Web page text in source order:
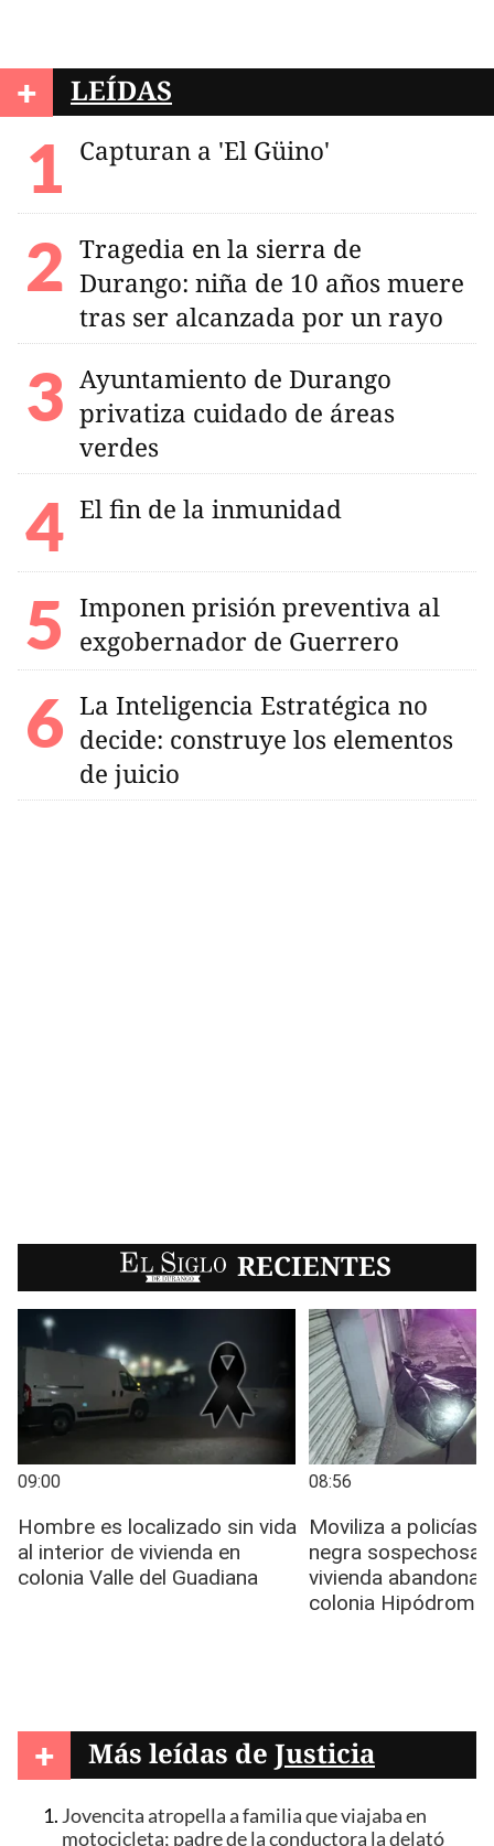
+ LEÍDAS
Capturan a 'El Güino'
Tragedia en la sierra de
Durango: niña de 10 años muere
tras ser alcanzada por un rayo
Ayuntamiento de Durango
privatiza cuidado de áreas
verdes
El fin de la inmunidad
Imponen prisión preventiva al
exgobernador de Guerrero
La Inteligencia Estratégica no
decide: construye los elementos
de juicio
EL SIGLO RECIENTES
+ Más leídas de Justicia
Jovencita atropella a familia que viajaba en
motocicleta; padre de la conductora la delató